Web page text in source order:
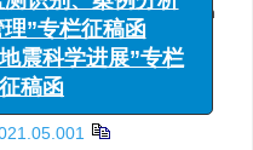
Wang, Haibo Liu, Xin
and trends of
A perspective of Chinese
in Earthquake Sciences
测识别、案例分析
理”专栏征稿函
震科学进展”专栏
征稿函